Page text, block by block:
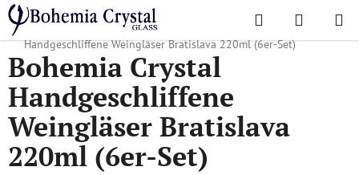
Zum
Inhalt
springen
Suchen
Startseite
/ Lieblingskollektionen /
Bohemia Crystal
Handgeschliffene Weingläser Bratislava 220ml (6er-Set)
Bohemia Crystal
Handgeschliffene
Weingläser Bratislava
220ml (6er-Set)